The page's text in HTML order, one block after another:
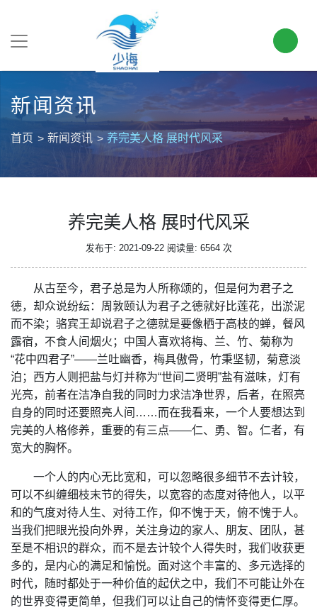
新闻资讯
首页 新闻资讯 养完美人格 展时代风采
养完美人格 展时代风采
发布于: 2021-09-22 阅读量: 6564 次
从古至今，君子总是为人所称颂的，但是何为君子之
德，却众说纷纭：周敦颐认为君子之德就好比莲花，出淤泥
而不染；骆宾王却说君子之德就是要像栖于高枝的蝉，餐风
露宿，不食人间烟火；中国人喜欢将梅、兰、竹、菊称为
“花中四君子”——兰吐幽香，梅具傲骨，竹秉坚韧，菊意淡
泊；西方人则把盐与灯并称为“世间二贤明”盐有滋味，灯有
光亮，前者在洁净自我的同时力求洁净世界，后者，在照亮
自身的同时还要照亮人间……而在我看来，一个人要想达到
完美的人格修养，重要的有三点——仁、勇、智。仁者，有
宽大的胸怀。
一个人的内心无比宽和，可以忽略很多细节不去计较，
可以不纠缠细枝末节的得失，以宽容的态度对待他人，以平
和的气度对待人生、对待工作，仰不愧于天，俯不愧于人。
当我们把眼光投向外界，关注身边的家人、朋友、团队，甚
至是不相识的群众，而不是去计较个人得失时，我们收获更
多的，是内心的满足和愉悦。面对这个丰富的、多元选择的
时代，随时都处于一种价值的起伏之中，我们不可能让外在
的世界变得更简单，但我们可以让自己的情怀变得更仁厚。